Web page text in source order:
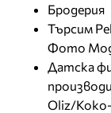
Бродерия
Търсим
Фото
Датска
Oliz/Koko-